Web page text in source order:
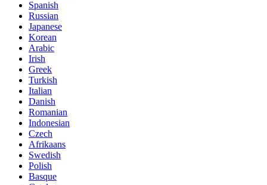
Spanish
Russian
Japanese
Korean
Arabic
Irish
Greek
Turkish
Italian
Danish
Romanian
Indonesian
Czech
Afrikaans
Swedish
Polish
Basque